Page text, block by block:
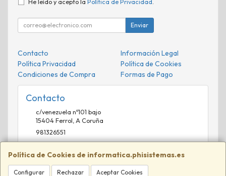
Política de Cookies de informatica.phisistemas.es
Configurar Rechazar Aceptar Cookies
Enviar
Contacto
Información Legal
Política Privacidad
Política de Cookies
Condiciones de Compra
Formas de Pago
Contacto
c/venezuela nº101 bajo
15404Ferrol A Coruña
981326551
comercial@phisistemas.es